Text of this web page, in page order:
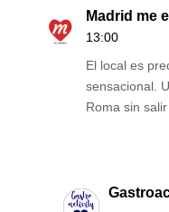
Madrid me
13:00
El local es
sensacional.
Roma sin